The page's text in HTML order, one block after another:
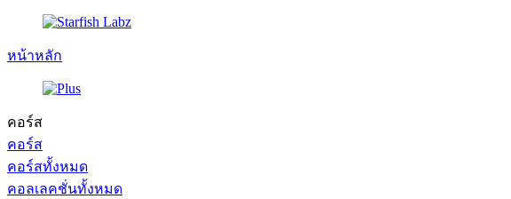
หน้าหลัก
คอร์ส
คอร์ส
คอร์สทั้งหมด
คอลเลคชั่นทั้งหมด